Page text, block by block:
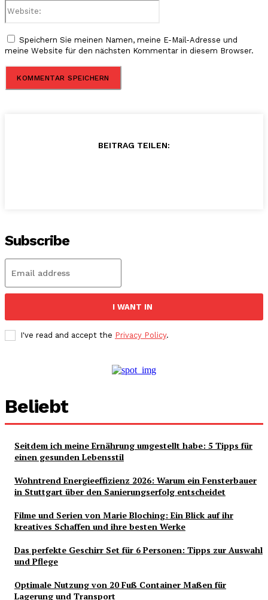
Speichern Sie meinen Namen, meine E-Mail-Adresse und
meine Website für den nächsten Kommentar in diesem Browser.
BEITRAG TEILEN:
Subscribe
I WANT IN
I've read and accept the Privacy Policy.
Beliebt
Seitdem ich meine Ernährung umgestellt habe: 5 Tipps für
einen gesunden Lebensstil
Wohntrend Energieeffizienz 2026: Warum ein Fensterbauer
in Stuttgart über den Sanierungserfolg entscheidet
Filme und Serien von Marie Bloching: Ein Blick auf ihr
kreatives Schaffen und ihre besten Werke
Das perfekte Geschirr Set für 6 Personen: Tipps zur Auswahl
und Pflege
Optimale Nutzung von 20 Fuß Container Maßen für
Lagerung und Transport